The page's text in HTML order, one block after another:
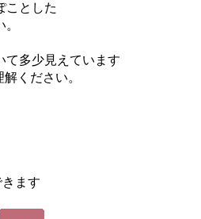
ことした
多少見えています
ください。
ます